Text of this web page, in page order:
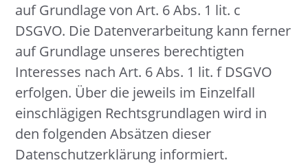
auf Grundlage von Art. 6 Abs. 1 lit. c
DSGVO. Die Datenverarbeitung kann ferner
auf Grundlage unseres berechtigten
Interesses nach Art. 6 Abs. 1 lit. f DSGVO
erfolgen. Über die jeweils im Einzelfall
einschlägigen Rechtsgrundlagen wird in
den folgenden Absätzen dieser
Datenschutzerklärung informiert.